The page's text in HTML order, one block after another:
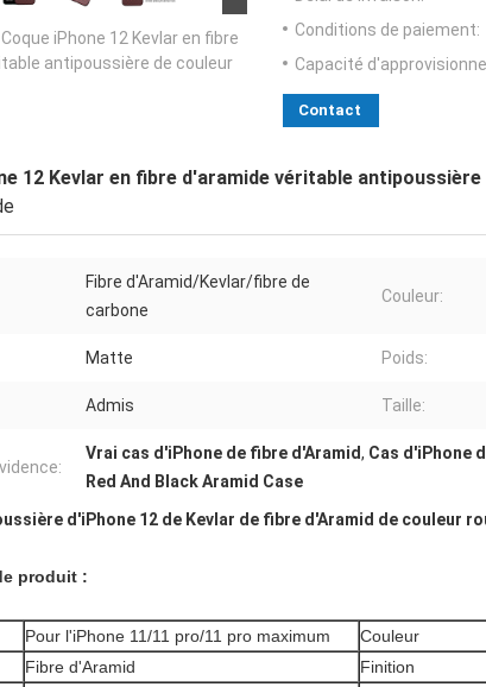
Coque iPhone 12 Kevlar en fibre
antipoussière de couleur
Conditions de paiement:
Capacité
Contact
12 Kevlar en fibre d'aramide véritable
Fibre d'Aramid/Kevlar/fibre de
carbone
Couleur:
Matte Poids:
Admis Taille:
Vrai cas d'iPhone de fibre d'Aramid, Cas d'iPhone
Red And Black Aramid Case
d'iPhone 12 de Kevlar de fibre d'Aramid de couleur
produit :
Pour l'iPhone 11/11 pro/11 pro maximum Couleur
Fibre d'Aramid Finition